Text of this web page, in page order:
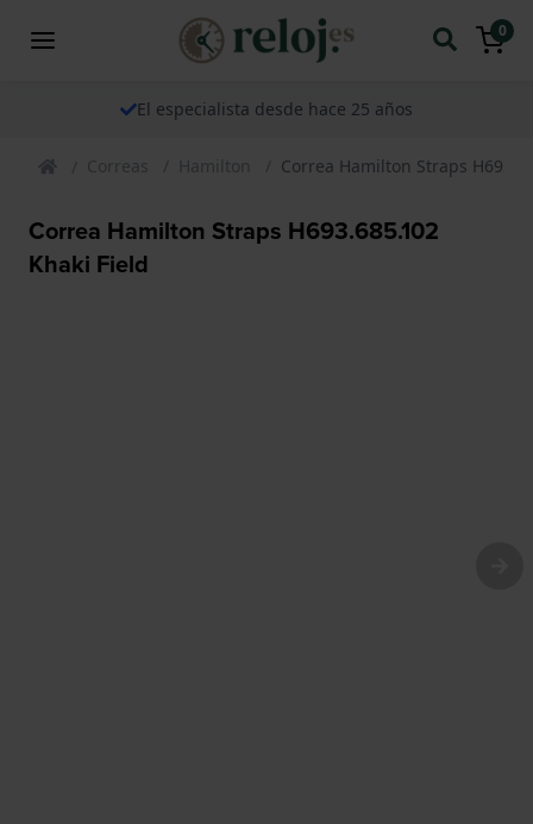
0
El especialista desde hace 25 años
Correas Hamilton Correa Hamilton Straps
Correa Hamilton Straps H693.685.102
Khaki Field